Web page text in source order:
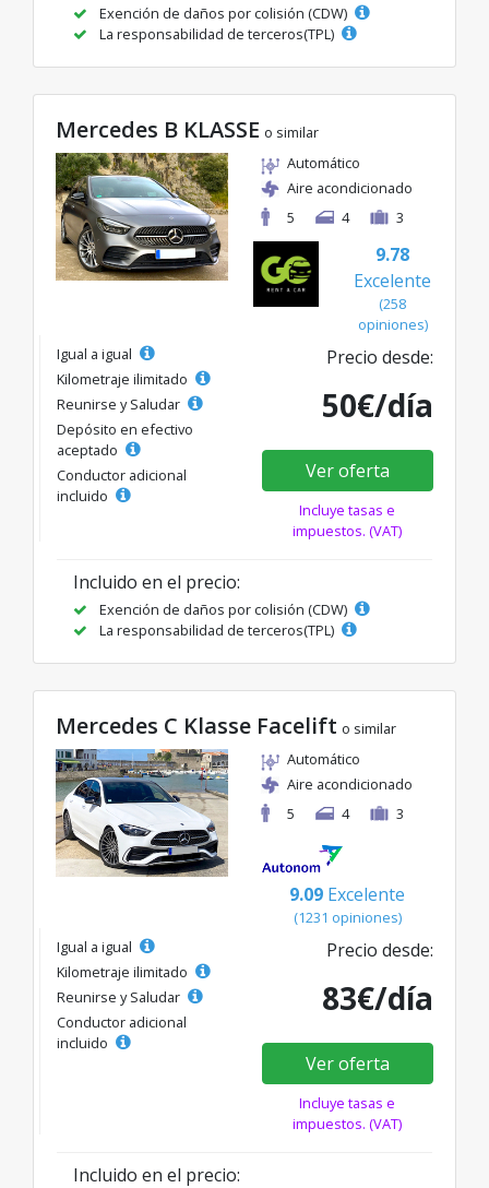
Exención de daños por colisión (CDW)
La responsabilidad de terceros(TPL)
Mercedes B KLASSE o similar
Automático
Aire acondicionado
5
4 3
9.78
Excelente
(258
opiniones)
Igual a igual
Kilometraje ilimitado
Reunirse y Saludar
Depósito en efectivo
aceptado
Conductor adicional
incluido
Precio desde:
50€/día
Ver oferta
Incluye tasas e
impuestos. (VAT)
Incluido en el precio:
Exención de daños por colisión (CDW)
La responsabilidad de terceros(TPL)
Mercedes C Klasse Facelift o similar
Automático
Aire acondicionado
5
4 3
9.09 Excelente
(1231 opiniones)
Igual a igual
Kilometraje ilimitado
Reunirse y Saludar
Conductor adicional
incluido
Precio desde:
83€/día
Ver oferta
Incluye tasas e
impuestos. (VAT)
Incluido en el precio: